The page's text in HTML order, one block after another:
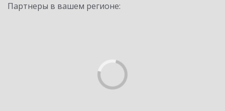
Партнеры в вашем регионе: